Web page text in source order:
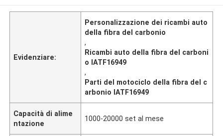
Evidenziare:
Personalizzazione dei ricambi auto
della fibra del carbonio
,
Ricambi auto della fibra del carboni
o IATF16949
,
Parti del motociclo della fibra del c
arbonio IATF16949
Capacità di alime
ntazione
1000-20000 set al mese